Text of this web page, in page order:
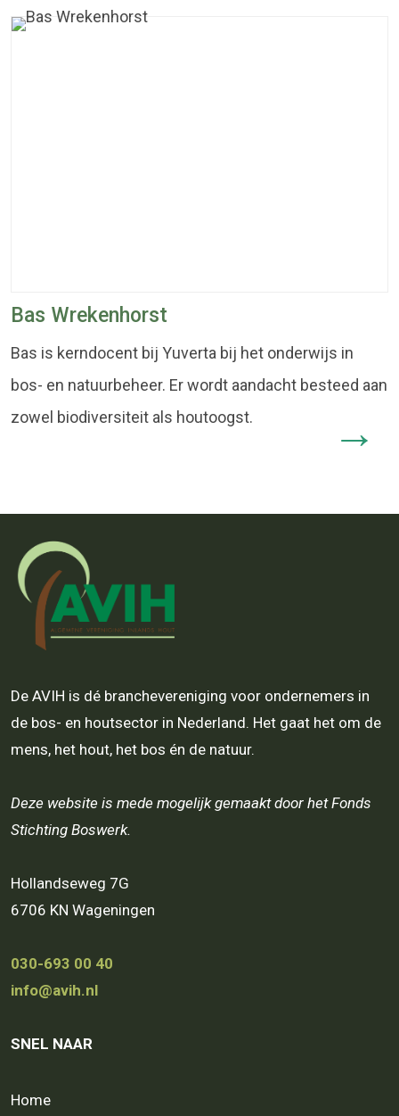
Bas Wrekenhorst
Bas is kerndocent bij Yuverta bij het onderwijs in
bos- en natuurbeheer. Er wordt aandacht besteed aan
zowel biodiversiteit als houtoogst.
De AVIH is dé branchevereniging voor ondernemers in
de bos- en houtsector in Nederland. Het gaat het om de
mens, het hout, het bos én de natuur.
Deze website is mede mogelijk gemaakt door het Fonds
Stichting Boswerk.
Hollandseweg 7G
6706 KN Wageningen
030-693 00 40
info@avih.nl
SNEL NAAR
Home